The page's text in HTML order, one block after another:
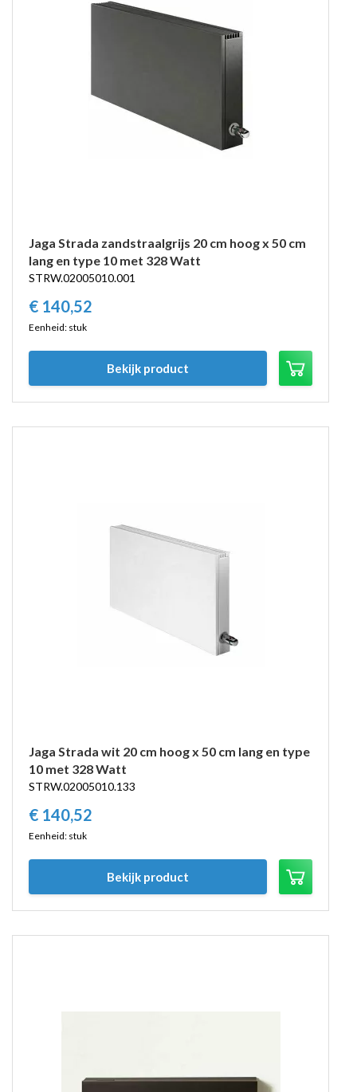
Jaga Strada zandstraalgrijs 20 cm hoog x 50 cm
lang en type 10 met 328 Watt
STRW.02005010.001
€ 140,52
Eenheid: stuk
Bekijk product
Jaga Strada wit 20 cm hoog x 50 cm lang en type
10 met 328 Watt
STRW.02005010.133
€ 140,52
Eenheid: stuk
Bekijk product